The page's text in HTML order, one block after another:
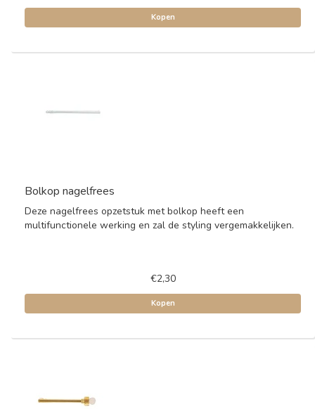
Kopen
Bolkop nagelfrees
Deze nagelfrees opzetstuk met bolkop heeft een
multifunctionele werking en zal de styling vergemakkelijken.
€2,30
Kopen